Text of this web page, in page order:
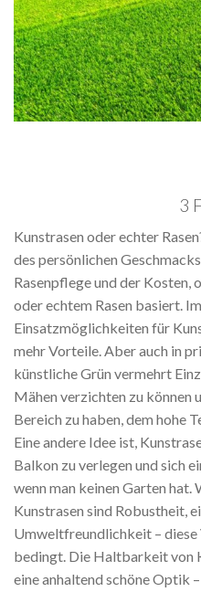
3
Kunstrasen oder echter
des persönlichen
Rasenpflege und der Kosten,
oder echtem Rasen basiert.
Einsatzmöglichkeiten für
mehr Vorteile. Aber auch in
künstliche Grün vermehrt
Mähen verzichten zu können
Bereich zu haben, dem hohe
Eine andere Idee ist,
Balkon zu verlegen und sich
wenn man keinen Garten hat.
Kunstrasen sind Robustheit,
Umweltfreundlichkeit –
bedingt. Die Haltbarkeit von
eine anhaltend schöne Optik